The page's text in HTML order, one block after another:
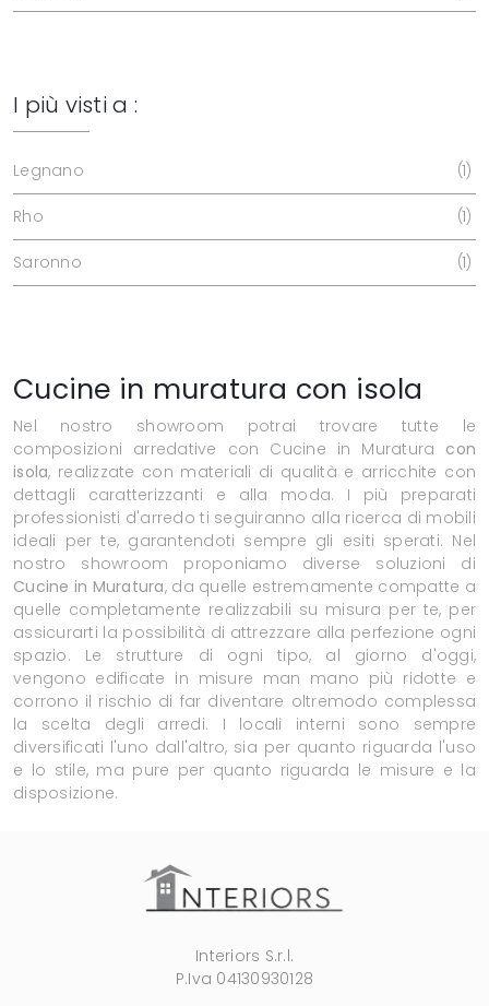
I più visti a :
Legnano 1
Rho 1
Saronno 1
Cucine in muratura con isola
Nel nostro showroom potrai trovare tutte le
composizioni arredative con Cucine in Muratura con
isola, realizzate con materiali di qualità e arricchite con
dettagli caratterizzanti e alla moda. I più preparati
professionisti d'arredo ti seguiranno alla ricerca di mobili
ideali per te, garantendoti sempre gli esiti sperati. Nel
nostro showroom proponiamo diverse soluzioni di
Cucine in Muratura, da quelle estremamente compatte a
quelle completamente realizzabili su misura per te, per
assicurarti la possibilità di attrezzare alla perfezione ogni
spazio. Le strutture di ogni tipo, al giorno d'oggi,
vengono edificate in misure man mano più ridotte e
corrono il rischio di far diventare oltremodo complessa
la scelta degli arredi. I locali interni sono sempre
diversificati l'uno dall'altro, sia per quanto riguarda l'uso
e lo stile, ma pure per quanto riguarda le misure e la
disposizione.
Interiors S.r.l.
P.Iva 04130930128